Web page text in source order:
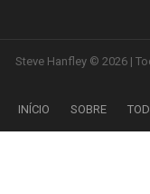
Steve Hanfley © 2026 |
INÍCIO SOBRE